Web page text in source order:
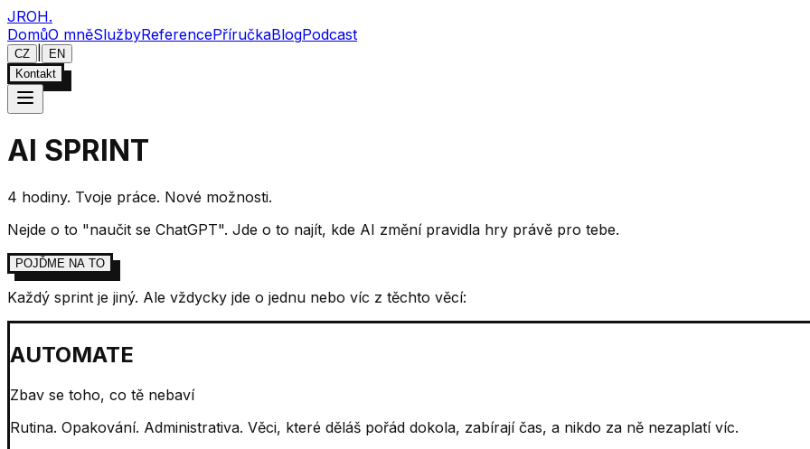
JROH.
DomůO mněSlužbyReferencePříručkaBlogPodcast
CZ
EN
Kontakt
AI SPRINT
4 hodiny. Tvoje práce. Nové možnosti.
Nejde o to "naučit se ChatGPT". Jde o to najít, kde AI změní pravidla hry právě pro tebe.
POJĎME NA TO
Každý sprint je jiný. Ale vždycky jde o jednu nebo víc z těchto věcí:
AUTOMATE
Zbav se toho, co tě nebaví
Rutina. Opakování. Administrativa. Věci, které děláš pořád dokola, zabírají čas, a nikdo za ně nezaplatí víc.